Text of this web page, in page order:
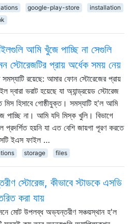
google-play-store
installation
আমি খুঁজে পাচ্ছি না সেগুলি
স্টোরেজটির প্রায় অর্ধেক সময় নেয়
সমস্যাটি রয়েছে: আমার ফোন স্টোরেজের প্রায়
দ্বারা ভরাট হয়েছে যা অ্যান্ড্রয়েড স্টোরেজ
মিস হিসাবে গোষ্ঠীযুক্ত। সমস্যাটি হ'ল আমি
পাচ্ছি না। আমি যদি মিস্ক খুলি। বিভাগে
হয়নি যা এত বেশি জায়গা পূরণ করতে
ইএস ফাইল …
storage files
স্টোরেজ, কীভাবে স্টাডকে এসডি
করা যায়
মোট উপলব্ধ অভ্যন্তরীণ সঞ্চয়স্থান হ'ল